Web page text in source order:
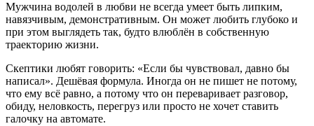
Мужчина водолей в любви не всегда умеет быть липким,
навязчивым, демонстративным. Он может любить глубоко и
при этом выглядеть так, будто влюблён в собственную
траекторию жизни.
Скептики любят говорить: «Если бы чувствовал, давно бы
написал». Дешёвая формула. Иногда он не пишет не потому,
что ему всё равно, а потому что он переваривает разговор,
обиду, неловкость, перегруз или просто не хочет ставить
галочку на автомате.